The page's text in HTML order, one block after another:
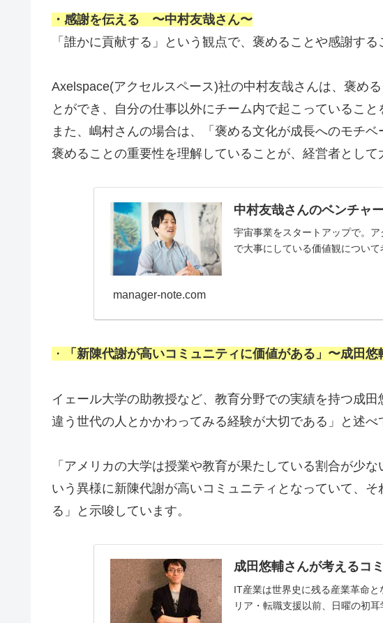
・感謝を伝える 〜中村友哉さん〜
「誰かに貢献する」という観点で、褒めることや感謝す
Axelspace(アクセルスペース)社の中村友哉さんは、褒め
とができ、自分の仕事以外にチーム内で起こっていること
また、嶋村さんの場合は、「褒める文化が成長へのモチベ
褒めることの重要性を理解していることが、経営者とし
中村友哉さんのベンチャ
宇宙事業をスタートアップで。
で大事にしている価値観につい
manager-note.com
・ 「新陳代謝が高いコミュニティに価値がある」〜成田悠
イェール大学の助教授など、教育分野での実績を持つ成
違う世代の人とかかわってみる経験が大切である」と述べ
「アメリカの大学は授業や教育が果たしている割合が少
いう異様に新陳代謝が高いコミュニティとなっていて、
る」と示唆しています。
成田悠輔さんが考えるコ
IT産業は世界史に残る産業革命
リア・転職支援以前、日曜の初